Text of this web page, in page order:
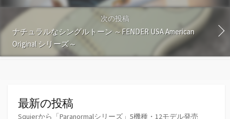
次の投稿
ナチュラルなシングルトーン ～FENDER USA American
Original シリーズ～
最新の投稿
Squierから「Paranormalシリーズ」5機種・12モデル発売